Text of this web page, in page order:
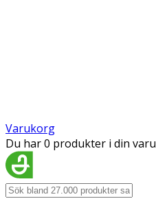
Varukorg
Du har 0 produkter i din